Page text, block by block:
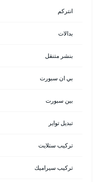
انتركم
بدالات
بنشر متنقل
بي ان سبورت
بين سبورت
تبديل تواير
تركيب ستلايت
تركيب سيراميك